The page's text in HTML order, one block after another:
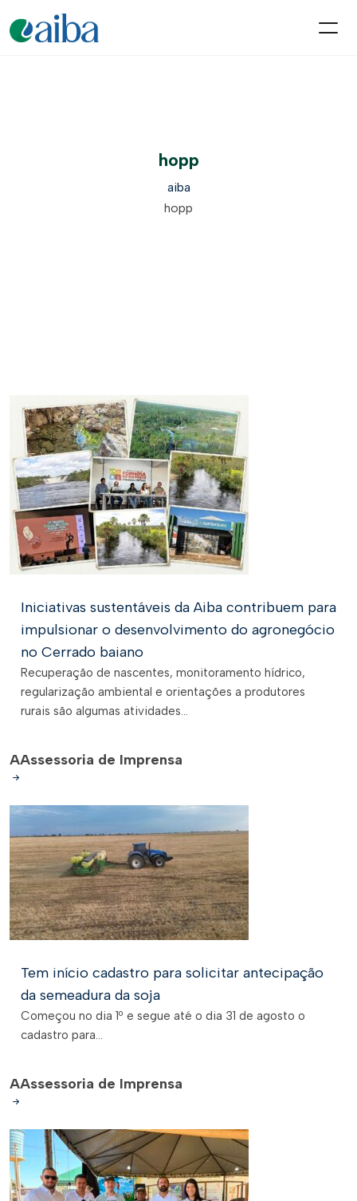
hopp
aiba
hopp
Iniciativas sustentáveis da Aiba contribuem para
impulsionar o desenvolvimento do agronegócio
no Cerrado baiano
Recuperação de nascentes, monitoramento hídrico,
regularização ambiental e orientações a produtores
rurais são algumas atividades...
AAssessoria de Imprensa
Tem início cadastro para solicitar antecipação
da semeadura da soja
Começou no dia 1º e segue até o dia 31 de agosto o
cadastro para...
AAssessoria de Imprensa